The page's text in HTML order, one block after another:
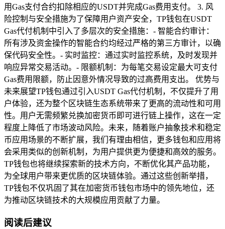
用Gas支付合约扣除相应的USDT并完成Gas费用支付。 3. 风
险控制与安全措施为了保障用户资产安全，TP钱包在USDT
Gas代付机制中引入了多层次的安全措施：- 智能合约审计：
所有涉及资金操作的智能合约均经过严格的第三方审计，以确
保代码安全性。- 实时监控：通过实时监控系统，及时发现并
响应异常交易活动。- 限额机制：为每笔交易设定最大可支付
Gas费用限额，防止因意外情况导致的过高费用支出。 优势与
未来展望TP钱包通过引入USDT Gas代付机制，不仅提升了用
户体验，还为整个区块链生态系统带来了更高的流动性和可用
性。用户无需频繁兑换加密货币即可进行链上操作，这在一定
程度上降低了市场波动风险。未来，随着账户抽象技术和稳定
币应用场景的不断扩展，我们有理由相信，更多钱包和应用将
会采用类似的创新机制，为用户提供更为便捷和高效的服务。
TP钱包也将继续探索新的技术方向，不断优化其产品功能，
为全球用户带来更优质的区块链体验。通过这些创新举措，
TP钱包不仅巩固了其在加密货币钱包市场中的领先地位，还
为推动区块链技术的大规模应用贡献了力量。
阅读后建议